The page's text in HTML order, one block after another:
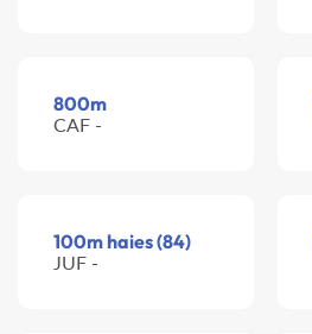
800m
CAF -
100m haies (84)
JUF -